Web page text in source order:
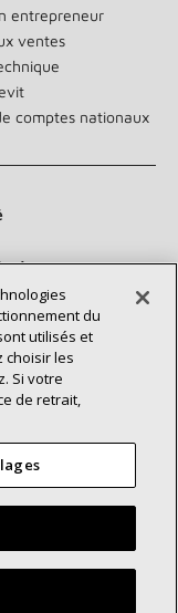
entrepreneur
ventes
comptes nationaux
du
utilisés et
choisir les
Si votre
de retrait,